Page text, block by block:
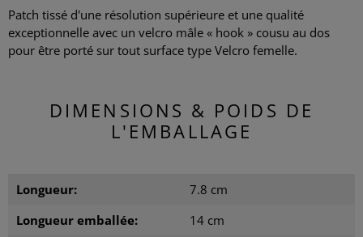
Patch tissé d'une résolution supérieure et une qualité
exceptionnelle avec un velcro mâle « hook » cousu au dos
pour être porté sur tout surface type Velcro femelle.
DIMENSIONS & POIDS DE
L'EMBALLAGE
Longueur:
7.8 cm
Longueur emballée:
14 cm